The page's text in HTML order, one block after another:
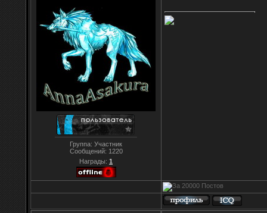
Группа: Участник
Сообщений: 1220
Награды: 1